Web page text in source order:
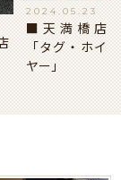
2024.05.23
■天満橋店
「タグ・ホイ
ヤー」